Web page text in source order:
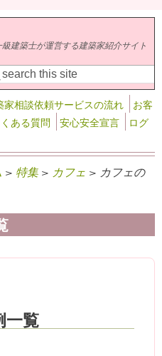
建築士が運営する建築家紹介サイト
フォーム
家相談依頼サービスの流れ
お客
ある質問 安心安全宣言
ログ
> 特集 > カフェ > カフェの
一覧